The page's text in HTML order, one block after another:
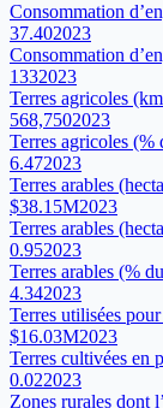
Consommation
37.402023
Consommation
1332023
Terres agricoles
568,7502023
Terres agricoles (%
6.472023
Terres arables
$38.15M2023
Terres arables
0.952023
Terres arables (%
4.342023
Terres utilisées
$16.03M2023
Terres cultivées en
0.022023
Zones rurales dont